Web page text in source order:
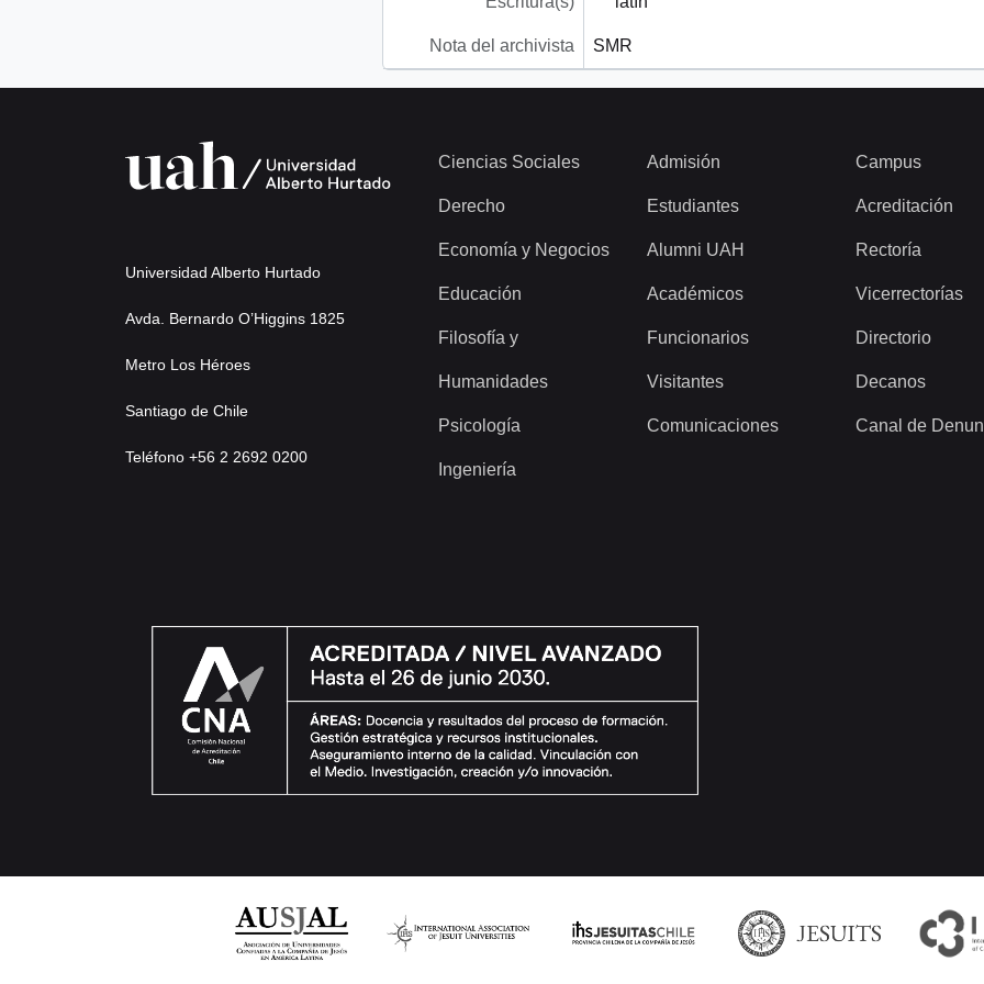
Nota del archivista SMR
Universidad Alberto Hurtado
Avda. Bernardo O’Higgins 1825
Metro Los Héroes
Santiago de Chile
Teléfono +56 2 2692 0200
Ciencias Sociales
Derecho
Economía y Negocios
Educación
Filosofía y
Humanidades
Psicología
Ingeniería
Admisión
Estudiantes
Alumni UAH
Académicos
Funcionarios
Visitantes
Comunicaciones
Campus
Acreditación
Rectoría
Vicerrectorías
Directorio
Decanos
Canal de